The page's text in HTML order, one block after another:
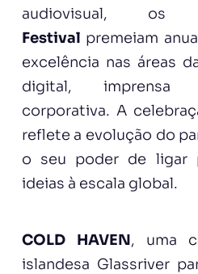
audiovisual,
Festival premeiam
excelência nas áreas
digital, imprensa
corporativa. A
reflete a evolução do
o seu poder de ligar
ideias à escala global.
COLD HAVEN, uma
islandesa Glassriver